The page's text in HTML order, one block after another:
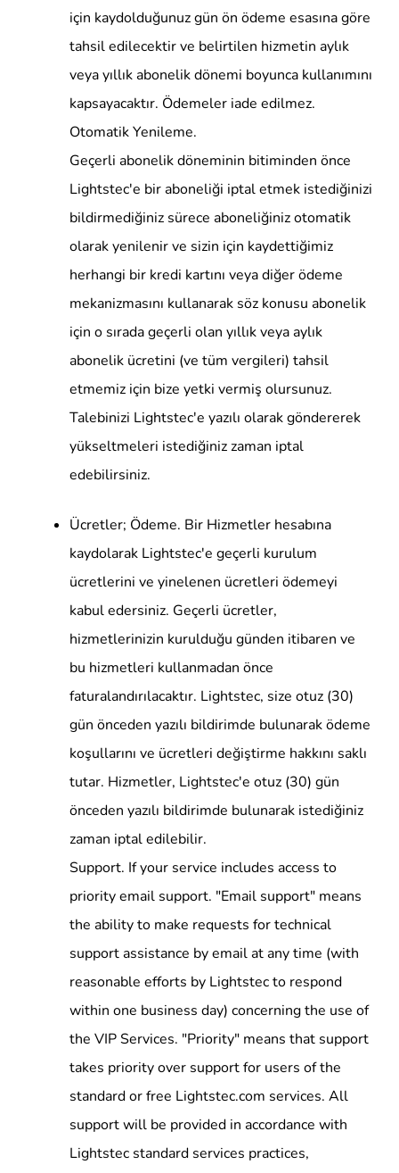
için kaydolduğunuz gün ön ödeme esasına göre
tahsil edilecektir ve belirtilen hizmetin aylık
veya yıllık abonelik dönemi boyunca kullanımını
kapsayacaktır. Ödemeler iade edilmez.
Otomatik Yenileme.
Geçerli abonelik döneminin bitiminden önce
Lightstec'e bir aboneliği iptal etmek istediğinizi
bildirmediğiniz sürece aboneliğiniz otomatik
olarak yenilenir ve sizin için kaydettiğimiz
herhangi bir kredi kartını veya diğer ödeme
mekanizmasını kullanarak söz konusu abonelik
için o sırada geçerli olan yıllık veya aylık
abonelik ücretini (ve tüm vergileri) tahsil
etmemiz için bize yetki vermiş olursunuz.
Talebinizi Lightstec'e yazılı olarak göndererek
yükseltmeleri istediğiniz zaman iptal
edebilirsiniz.
Ücretler; Ödeme. Bir Hizmetler hesabına
kaydolarak Lightstec'e geçerli kurulum
ücretlerini ve yinelenen ücretleri ödemeyi
kabul edersiniz. Geçerli ücretler,
hizmetlerinizin kurulduğu günden itibaren ve
bu hizmetleri kullanmadan önce
faturalandırılacaktır. Lightstec, size otuz (30)
gün önceden yazılı bildirimde bulunarak ödeme
koşullarını ve ücretleri değiştirme hakkını saklı
tutar. Hizmetler, Lightstec'e otuz (30) gün
önceden yazılı bildirimde bulunarak istediğiniz
zaman iptal edilebilir.
Support. If your service includes access to
priority email support. "Email support" means
the ability to make requests for technical
support assistance by email at any time (with
reasonable efforts by Lightstec to respond
within one business day) concerning the use of
the VIP Services. "Priority" means that support
takes priority over support for users of the
standard or free Lightstec.com services. All
support will be provided in accordance with
Lightstec standard services practices,